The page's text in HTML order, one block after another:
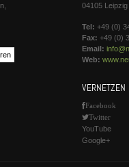
04105 Leipzig
Tel: +49 (0)
Fax: +49 (0)
Email:
Web:
VERNETZEN
Facebook
Twitter
YouTube
Google+